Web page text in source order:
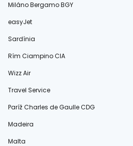
Miláno Bergamo BGY
easyJet
Sardínia
Rím Ciampino CIA
Wizz Air
Travel Service
Paríž Charles de Gaulle CDG
Madeira
Malta